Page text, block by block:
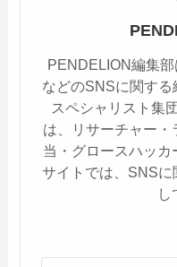
PENDELION編集
などのSNSに関す
スペシャリスト集
は、リサーチャー・
当・グロースハッカ
サイトでは、SNSに
し